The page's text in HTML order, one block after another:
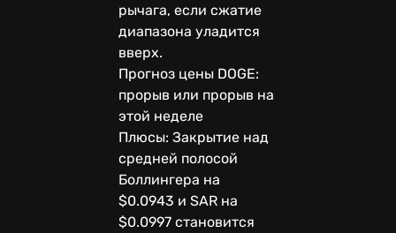
рычага, если сжатие
диапазона уладится
вверх.
Прогноз цены DOGE:
прорыв или прорыв на
этой неделе
Плюсы: Закрытие над
средней полосой
Боллингера на
$0.0943 и SAR на
$0.0997 становится